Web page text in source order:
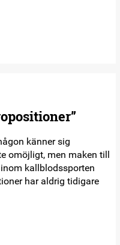
känner sig
omöjligt, men maken till
kallblodssporten
har aldrig tidigare